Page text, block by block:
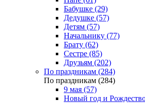
Бабушке (29)
Дедушке (57)
Детям (57)
Начальнику (77)
Брату (62)
Сестре (85)
Друзьям (202)
По праздникам (284)
По праздникам (284)
9 мая (57)
Новый год и